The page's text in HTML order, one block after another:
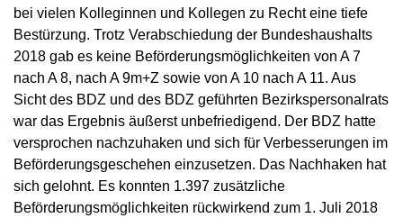
bei vielen Kolleginnen und Kollegen zu Recht eine tiefe
Bestürzung. Trotz Verabschiedung der Bundeshaushalts
2018 gab es keine Beförderungsmöglichkeiten von A 7
nach A 8, nach A 9m+Z sowie von A 10 nach A 11. Aus
Sicht des BDZ und des BDZ geführten Bezirkspersonalrats
war das Ergebnis äußerst unbefriedigend. Der BDZ hatte
versprochen nachzuhaken und sich für Verbesserungen im
Beförderungsgeschehen einzusetzen. Das Nachhaken hat
sich gelohnt. Es konnten 1.397 zusätzliche
Beförderungsmöglichkeiten rückwirkend zum 1. Juli 2018